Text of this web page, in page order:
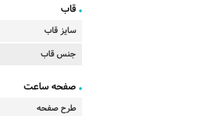
قاب
سایز قاب
جنس قاب
صفحه ساعت
طرح صفحه